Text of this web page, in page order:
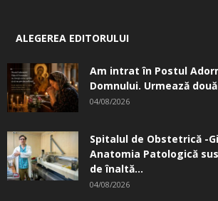
ALEGEREA EDITORULUI
Am intrat în Postul
Domnului. Urmează
04/08/2026
Spitalul de Obstetrică -
Anatomia Patologică
de înaltă...
04/08/2026